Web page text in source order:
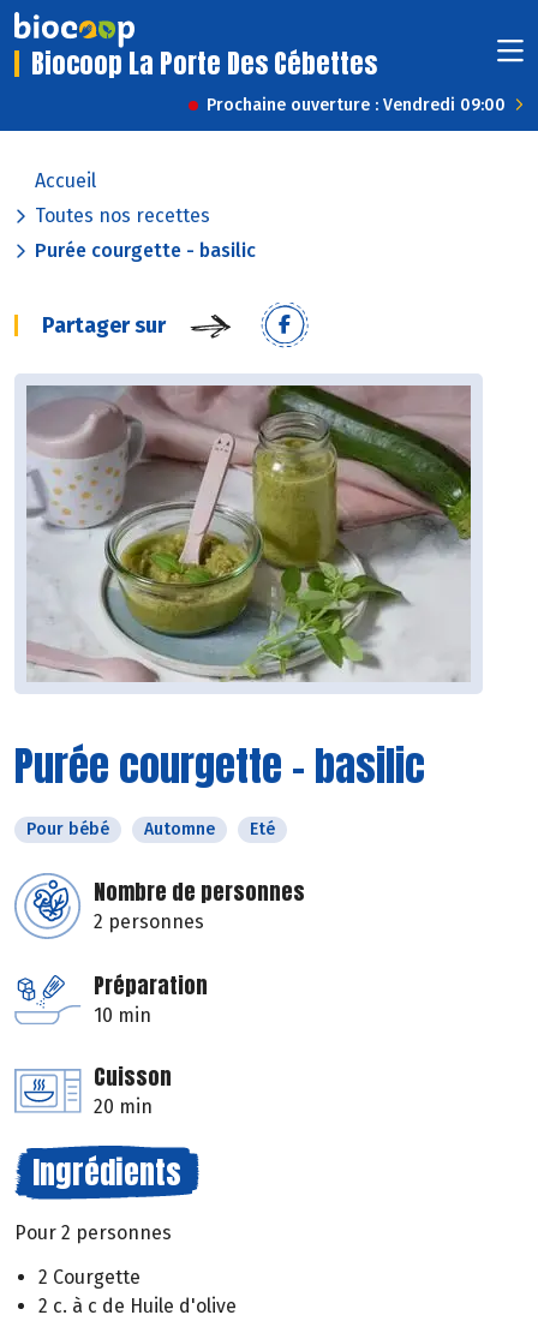
Biocoop La Porte Des Cébettes
Prochaine ouverture : Vendredi 09:00
Accueil
Toutes nos recettes
Purée courgette - basilic
Partager sur
Purée courgette - basilic
Pour bébé Automne Eté
Nombre de personnes
2 personnes
Préparation
10 min
Cuisson
20 min
Ingrédients
Pour 2 personnes
2 Courgette
2 c. à c de Huile d'olive